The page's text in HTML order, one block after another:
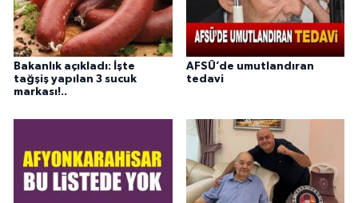
Bakanlık açıkladı: İşte
tağşiş yapılan 3 sucuk
markası!..
AFSÜ’de umutlandıran
tedavi